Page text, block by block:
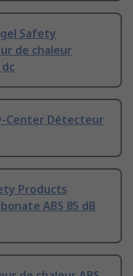
Safety
de chaleur
Center Détecteur
Products
ABS 85 dB